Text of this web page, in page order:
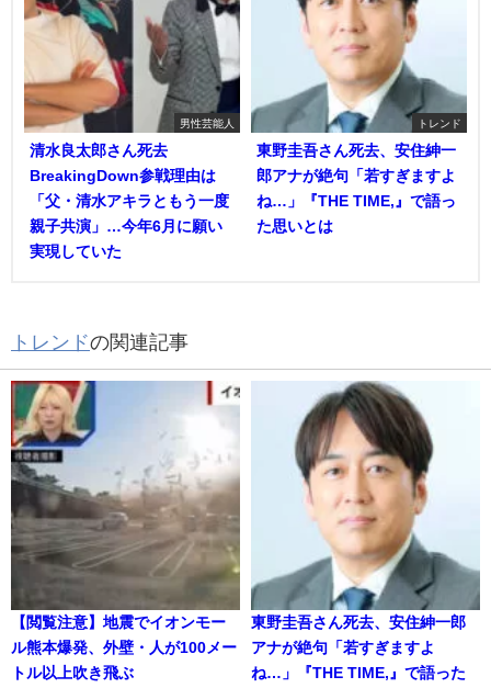
男性芸能人
清水良太郎さん死去
BreakingDown参戦理由は
「父・清水アキラともう一度
親子共演」…今年6月に願い
実現していた
トレンド
東野圭吾さん死去、安住紳一
郎アナが絶句「若すぎますよ
ね…」『THE TIME,』で語っ
た思いとは
トレンドの関連記事
【閲覧注意】地震でイオンモー
ル熊本爆発、外壁・人が100メー
トル以上吹き飛ぶ
東野圭吾さん死去、安住紳一郎
アナが絶句「若すぎますよ
ね…」『THE TIME,』で語った